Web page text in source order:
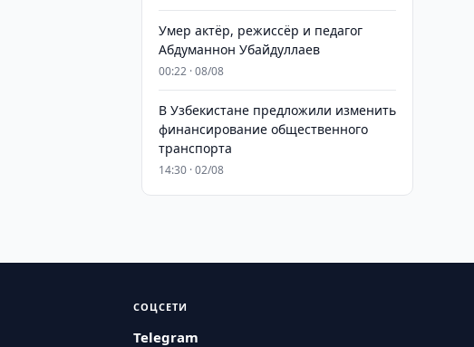
Умер актёр, режиссёр и педагог
Абдуманнон Убайдуллаев
00:22 · 08/08
В Узбекистане предложили изменить
финансирование общественного
транспорта
14:30 · 02/08
СОЦСЕТИ
Telegram